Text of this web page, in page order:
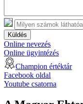
Küldés
Online nevezés
Online ügyintézés
Champion értéktár
Facebook oldal
Youtube csatorna